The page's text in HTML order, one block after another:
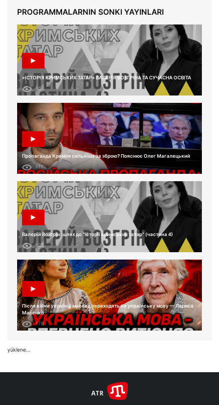
PROGRAMMALARNIN SONKI YAYINLARI
«ІСТОРІЯ КРИМСЬКИХ ТАТАР» ВАЛЕРІЯ ВОЗГРІНА ТА СУЧАСНА ОСВІТА
95
Пропаганда Кремля сильніша за зброю? Пояснює Олег Магалецький
111
Валерій Возгрін: шлях до “Історії кримських татар” (частина 4)
102
Після війни українці масово переходять на українську мову — Лариса
Масенко
178
yüklene...